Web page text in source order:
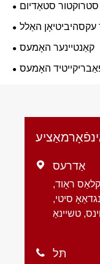
סטאַדיום
האַלל
קאַנטיינער האָמעס
האָמעס
 אַדרעס
קלאַס ראָוד,
סיטי,
טשיינאַ
 תּל